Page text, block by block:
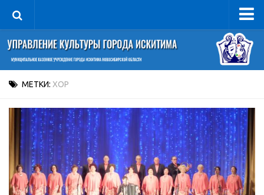
Управление
Руководитель
Сведения об организации
Книга почета культуры
Фотогалерея
Документы
Учредительные документы
МЕТКИ: ХОР